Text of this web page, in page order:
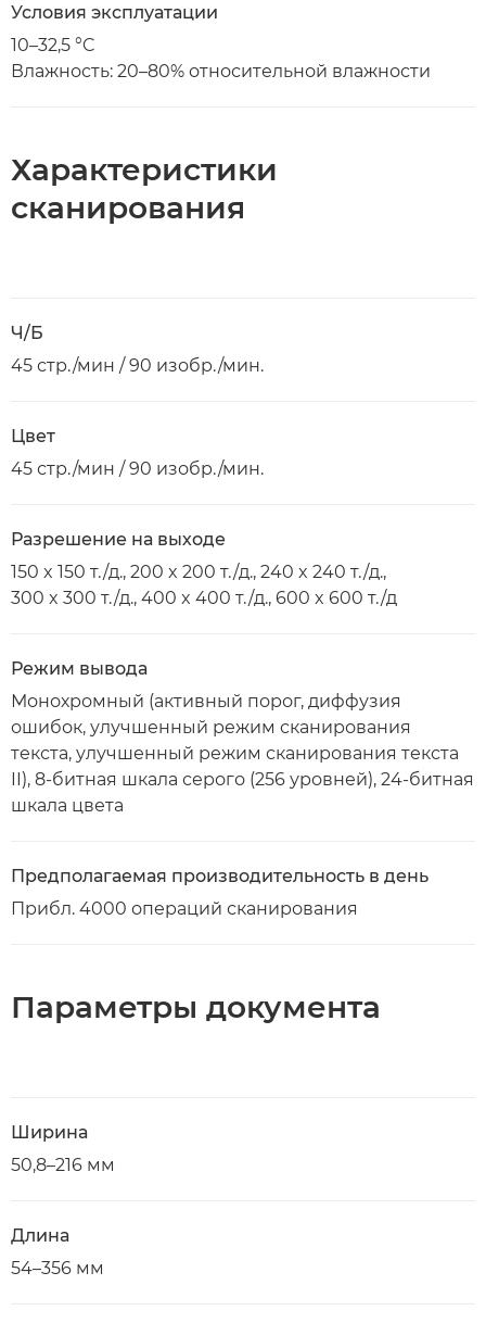
Условия эксплуатации
10–32,5 °C
Влажность: 20–80% относительной влажности
Характеристики
сканирования
Ч/Б
45 стр./мин / 90 изобр./мин.
Цвет
45 стр./мин / 90 изобр./мин.
Разрешение на выходе
150 x 150 т./д., 200 x 200 т./д., 240 x 240 т./д.,
300 x 300 т./д., 400 x 400 т./д., 600 x 600 т./д
Режим вывода
Монохромный (активный порог, диффузия
ошибок, улучшенный режим сканирования
текста, улучшенный режим сканирования текста
II), 8-битная шкала серого (256 уровней), 24-битная
шкала цвета
Предполагаемая производительность в день
Прибл. 4000 операций сканирования
Параметры документа
Ширина
50,8–216 мм
Длина
54–356 мм